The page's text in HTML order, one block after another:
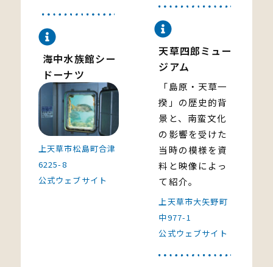
海中水族館シー
ドーナツ
上天草市松島町合津
6225-8
公式ウェブサイト
天草四郎ミュー
ジアム
「島原・天草一
揆」の歴史的背
景と、南蛮文化
の影響を受けた
当時の模様を資
料と映像によっ
て紹介。
上天草市大矢野町
中977-1
公式ウェブサイト